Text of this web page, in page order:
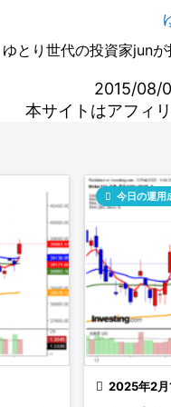
ゆとり世代の投資家jun
2015/08/
本サイトはアフィ
 2025年2月
 今日の運用